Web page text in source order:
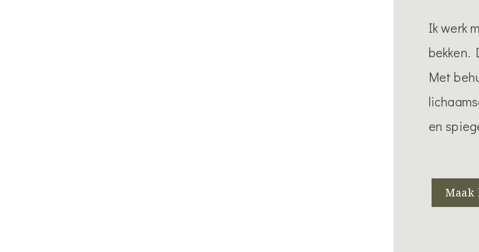
Ik werk
bekken.
Met
en
Maak